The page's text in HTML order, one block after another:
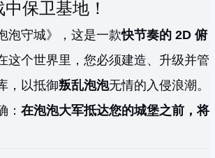
保卫基地！
泡守城》，这是一款快节奏的 2D 俯
这个世界里，您必须建造、升级并管
，以抵御叛乱泡泡无情的入侵浪潮。
： 在泡泡大军抵达您的城堡之前，将